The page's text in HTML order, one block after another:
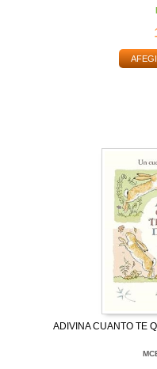
ADIVINA CUANTO TE